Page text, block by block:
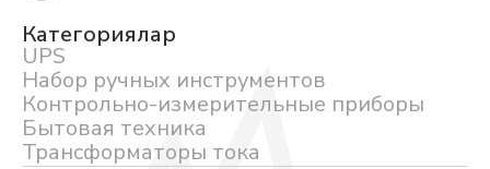
Категориялар
UPS
Набор ручных инструментов
Контрольно-измерительные приборы
Бытовая техника
Трансформаторы тока